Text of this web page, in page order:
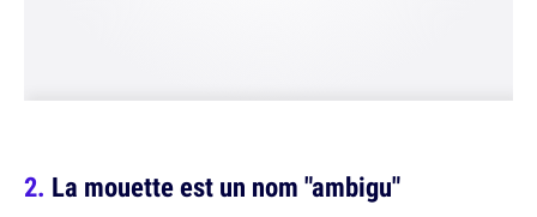
La mouette est un nom "ambigu"